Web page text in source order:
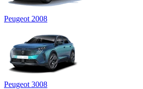
Peugeot 2008
Peugeot 3008